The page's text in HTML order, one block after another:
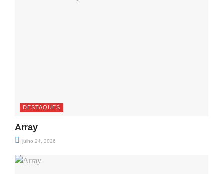
DESTAQUES
Array
julho 24, 2026